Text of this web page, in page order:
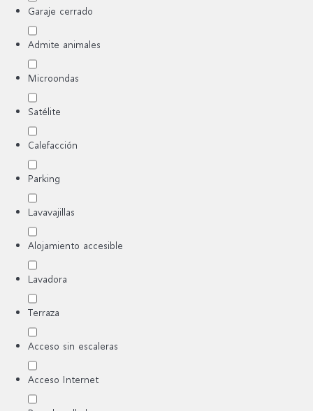
Garaje cerrado
Admite animales
Microondas
Satélite
Calefacción
Parking
Lavavajillas
Alojamiento accesible
Lavadora
Terraza
Acceso sin escaleras
Acceso Internet